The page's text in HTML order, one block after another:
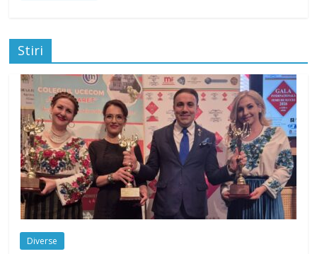
Stiri
Diverse